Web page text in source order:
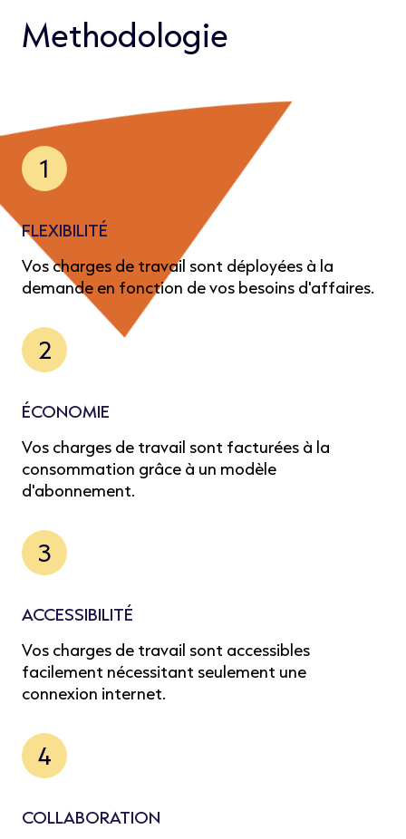
Methodologie
1
FLEXIBILITÉ
Vos charges de travail sont déployées à la
demande en fonction de vos besoins d'affaires.
2
ÉCONOMIE
Vos charges de travail sont facturées à la
consommation grâce à un modèle
d'abonnement.
3
ACCESSIBILITÉ
Vos charges de travail sont accessibles
facilement nécessitant seulement une
connexion internet.
4
COLLABORATION